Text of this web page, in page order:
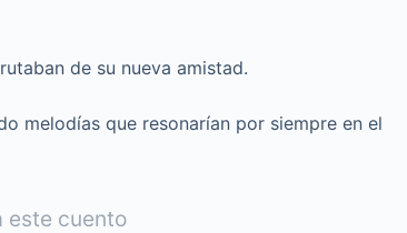
de su nueva amistad.
melodías que resonarían por siempre en el
este cuento